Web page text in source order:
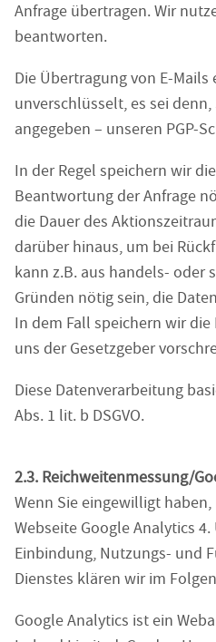
Anfrage übertragen. Wir
beantworten.
Die Übertragung von E-Mails
unverschlüsselt, es sei
angegeben – unseren PGP-
In der Regel speichern wir
Beantwortung der Anfrage
die Dauer des
darüber hinaus, um bei
kann z.B. aus handels- oder
Gründen nötig sein, die
In dem Fall speichern wir die
uns der Gesetzgeber
Diese Datenverarbeitung
Abs. 1 lit. b DSGVO.
2.3. Reichweitenmessung/
Wenn Sie eingewilligt
Webseite Google Analytics
Einbindung, Nutzungs- und
Dienstes klären wir im
Google Analytics ist ein